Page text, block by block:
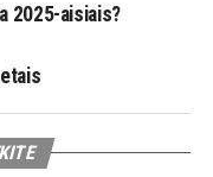
2025-aisiais?